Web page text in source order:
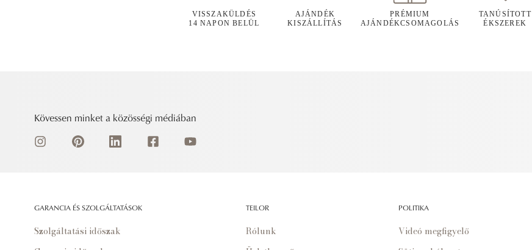
VISSZAKÜLDÉS
14 NAPON BELÜL
AJÁNDÉK
KISZÁLLÍTÁS
PRÉMIUM
AJÁNDÉKCSOMAGOLÁS
TANÚSÍTOTT
ÉKSZEREK
Kövessen minket a közösségi médiában
GARANCIA ÉS SZOLGÁLTATÁSOK
Szolgáltatási időszak
TEILOR
Rólunk
POLITIKA
Videó megfigyelő